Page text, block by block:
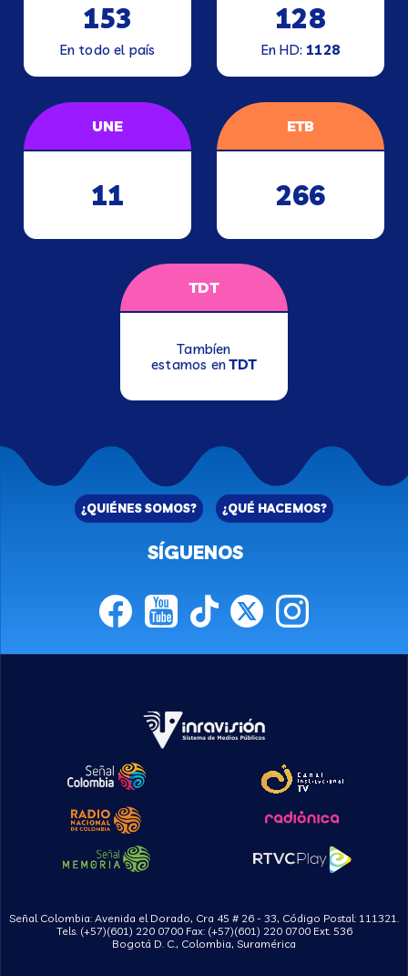
153
En todo el país
128
En HD:1128
UNE
11
ETB
266
TDT
Tambíen
estamos enTDT
¿QUIÉNES SOMOS? ¿QUÉ HACEMOS?
SÍGUENOS
Señal Colombia: Avenida el Dorado, Cra 45 # 26 - 33, Código Postal: 111321.
Tels. (+57)(601) 220 0700 Fax: (+57)(601) 220 0700 Ext. 536
Bogotá D. C., Colombia, Suramérica